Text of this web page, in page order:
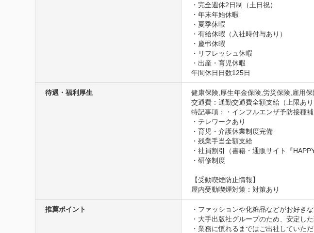
・完全週休2日制（土日祝）
・年末年始休暇
・夏季休暇
・有給休暇（入社時付与あり）
・慶弔休暇
・リフレッシュ休暇
・出産・育児休暇
年間休日日数125日
待遇・福利厚生
健康保険,厚生年金保険,労災保険,雇用保
交通費：通勤交通費全額支給（上限あり
特記事項：・インフルエンザ予防接種
・テレワークあり
・育児・介護休業制度完備
・残業手当全額支給
・社員割引（書籍・通販サイト『
・研修制度
【受動喫煙防止情報】
屋内受動喫煙対策：対策あり
推薦ポイント
・ファッションや化粧品などがお好き
・大手出版社グループのため、安定し
・業務に慣れるまではご出社していた